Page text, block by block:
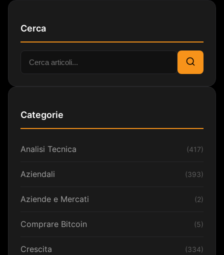
Cerca
Cerca:
Cerca
Categorie
Analisi Tecnica (417)
Aziendali (393)
Aziende e Mercati (2)
Comprare Bitcoin (5)
Crescita (334)